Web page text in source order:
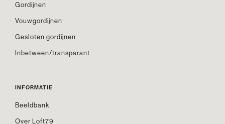
Gordijnen
Vouwgordijnen
Gesloten gordijnen
Inbetween/transparant
INFORMATIE
Beeldbank
Over Loft79